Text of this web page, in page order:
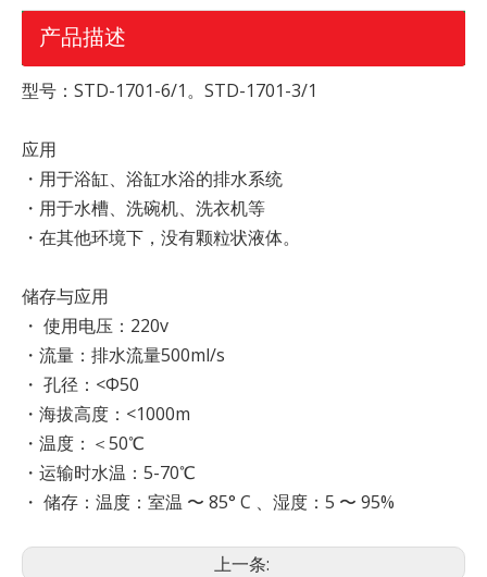
产品描述
型号：STD-1701-6/1。STD-1701-3/1
应用
・用于浴缸、浴缸水浴的排水系统
・用于水槽、洗碗机、洗衣机等
・在其他环境下，没有颗粒状液体。
储存与应用
・ 使用电压：220v
・流量：排水流量500ml/s
・ 孔径：<Φ50
・海拔高度：<1000m
・温度：＜50℃
・运输时水温：5-70℃
・ 储存：温度：室温 〜 85° C 、湿度：5 〜 95%
上一条: